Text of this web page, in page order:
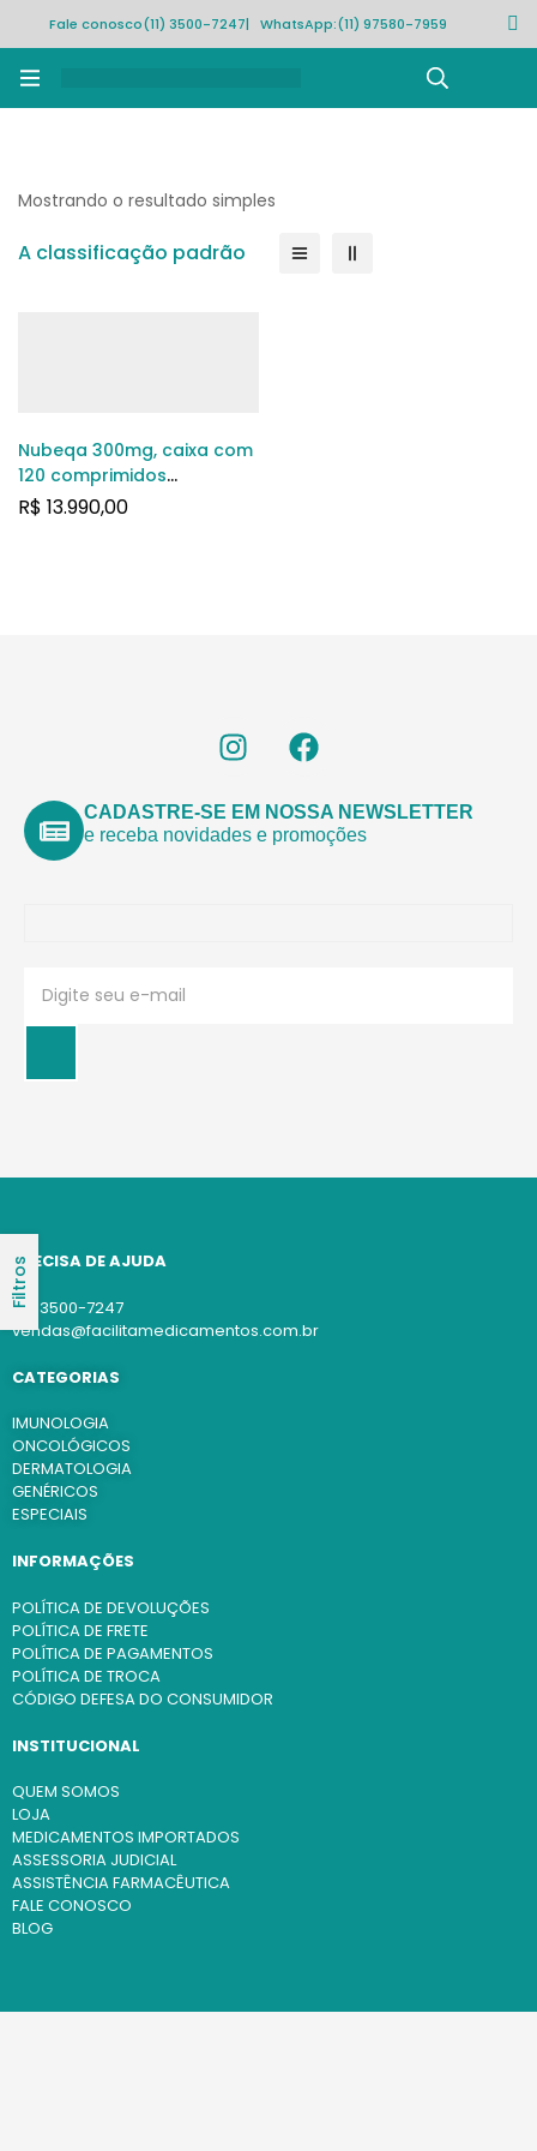
Fale conosco(11) 3500-7247| WhatsApp:(11) 97580-7959
Filtros
Mostrando o resultado simples
A classificação padrão
Nubeqa 300mg, caixa com
120 comprimidos
revestidos
R$ 13.990,00
CADASTRE-SE EM NOSSA NEWSLETTER
e receba novidades e promoções
PRECISA DE AJUDA
(11) 3500-7247
vendas@facilitamedicamentos.com.br
CATEGORIAS
IMUNOLOGIA
ONCOLÓGICOS
DERMATOLOGIA
GENÉRICOS
ESPECIAIS
INFORMAÇÕES
POLÍTICA DE DEVOLUÇÕES
POLÍTICA DE FRETE
POLÍTICA DE PAGAMENTOS
POLÍTICA DE TROCA
CÓDIGO DEFESA DO CONSUMIDOR
INSTITUCIONAL
QUEM SOMOS
LOJA
MEDICAMENTOS IMPORTADOS
ASSESSORIA JUDICIAL
ASSISTÊNCIA FARMACÊUTICA
FALE CONOSCO
BLOG